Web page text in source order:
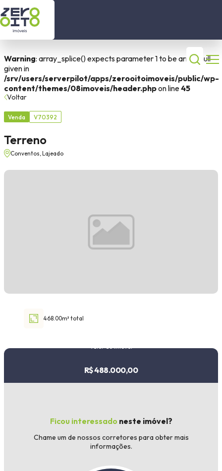
Warning: array_splice() expects parameter 1 to be array, null
given in
/srv/users/serverpilot/apps/zerooitoimoveis/public/wp-
content/themes/08imoveis/header.phpon line45
Imóveis a Venda
Imóveis para locação
Contato
Sobre nós
Comprar Alugar
Tipo do imóvel
Dormitórios
Voltar
Venda V70392
Terreno
Conventos, Lajeado
468.00m² total
R$ 488.000,00
Ficou interessado neste imóvel?
Chame um de nossos corretores para obter mais
informações.